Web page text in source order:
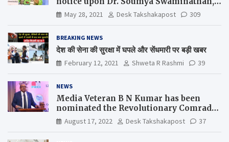
the Chief Scientist, WHO
May 28, 2021 Desk Takshakapost 309
BREAKING NEWS
देश की सेना की सुरक्षा में घपले और सेंधमारी पर बड़ी खबर
February 12, 2021 Shweta R Rashmi 39
NEWS
Media Veteran B N Kumar has been
nominated the Revolutionary Comrade
Shiv Varma Media Award 2022-23
August 17, 2022 Desk Takshakapost 37